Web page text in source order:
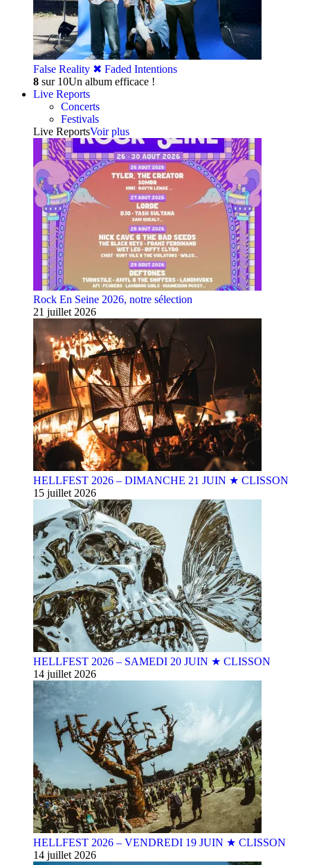
False Reality ✖︎ Faded Intentions
8 sur 10Un album efficace !
Live Reports
Concerts
Festivals
Live ReportsVoir plus
Rock En Seine 2026, notre sélection
21 juillet 2026
HELLFEST 2026 – DIMANCHE 21 JUIN ★ CLISSON
15 juillet 2026
HELLFEST 2026 – SAMEDI 20 JUIN ★ CLISSON
14 juillet 2026
HELLFEST 2026 – VENDREDI 19 JUIN ★ CLISSON
14 juillet 2026